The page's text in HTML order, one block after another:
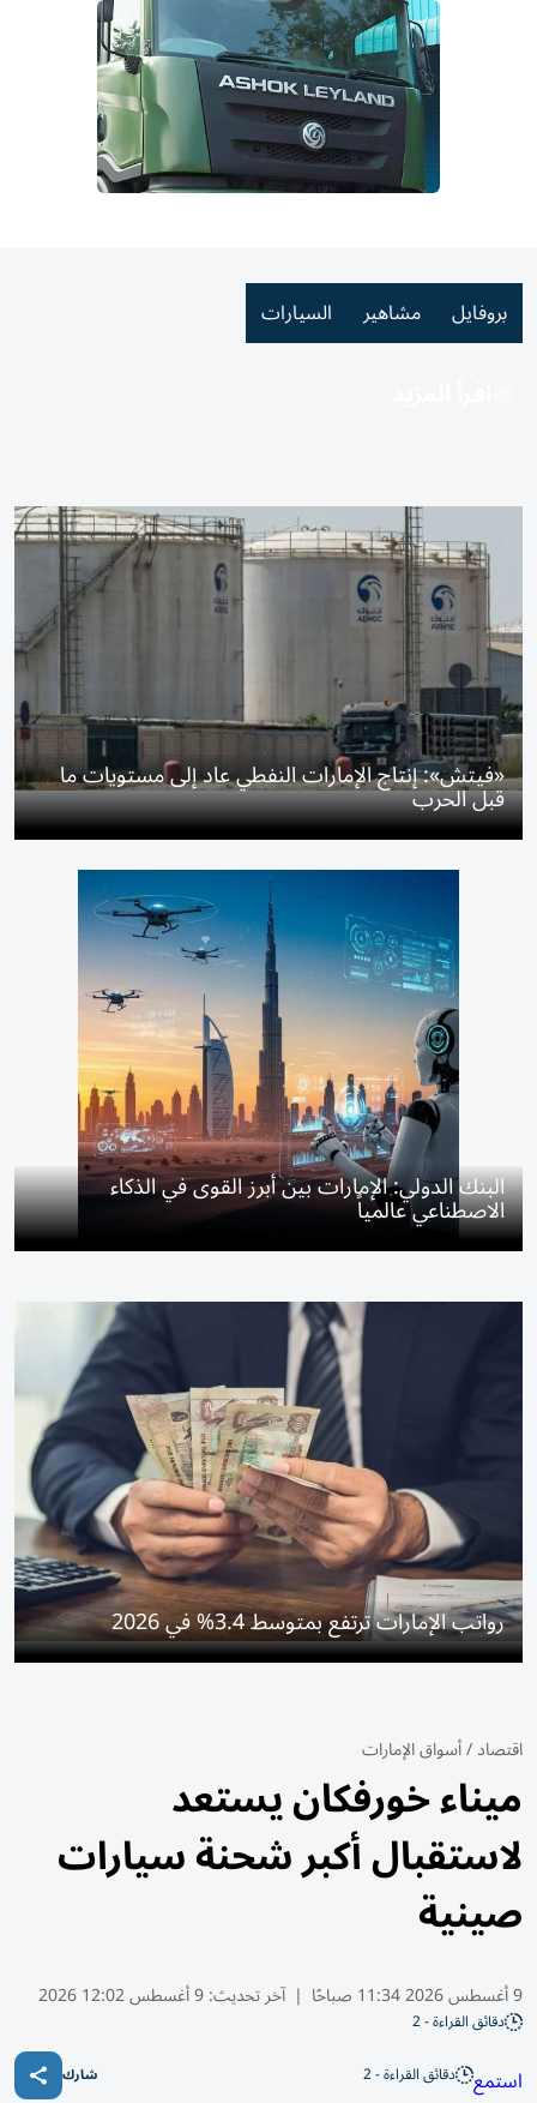
بروفايل مشاهير السيارات
«فيتش»: إنتاج الإمارات النفطي عاد إلى مستويات ما
قبل الحرب
البنك الدولي: الإمارات بين أبرز القوى في الذكاء
الاصطناعي عالمياً
رواتب الإمارات ترتفع بمتوسط 3.4% في 2026
اقتصاد/أسواق الإمارات
ميناء خورفكان يستعد
لاستقبال أكبر شحنة سيارات
صينية
9 أغسطس 2026 11:34 صباحًا | آخر تحديث:9 أغسطس 12:02 2026
دقائق القراءة - 2
استمع دقائق القراءة - 2 شارك